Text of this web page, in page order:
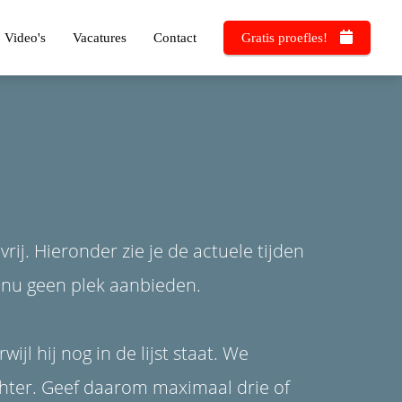
Video's Vacatures Contact Gratis proefles!
Hieronder zie je de actuele tijden
geen plek aanbieden.
hij nog in de lijst staat. We
Geef daarom maximaal drie of